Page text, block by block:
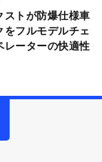
ストが防爆仕様車
をフルモデルチェ
レーターの快適性